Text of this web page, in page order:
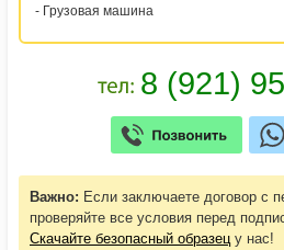
- Грузовая машина
Важно: Если заключаете договор с
проверяйте все условия перед
Скачайте безопасный образецу нас!